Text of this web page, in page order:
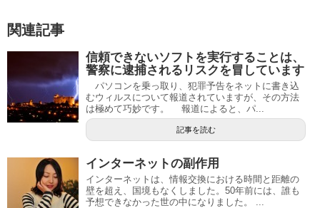
関連記事
信頼できないソフトを実行することは、
警察に逮捕されるリスクを冒しています
パソコンを乗っ取り、犯罪予告をネットに書き込
むウィルスについて報道されていますが、その方法
は極めて巧妙です。 報道によると、パ...
記事を読む
インターネットの副作用
インターネットは、情報交換における時間と距離の
壁を超え、国境もなくしました。50年前には、誰も
予想できなかった世の中になりました。 ...